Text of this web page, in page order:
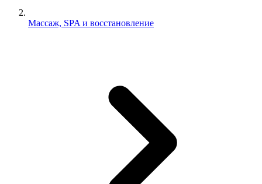
Массаж, SPA и восстановление